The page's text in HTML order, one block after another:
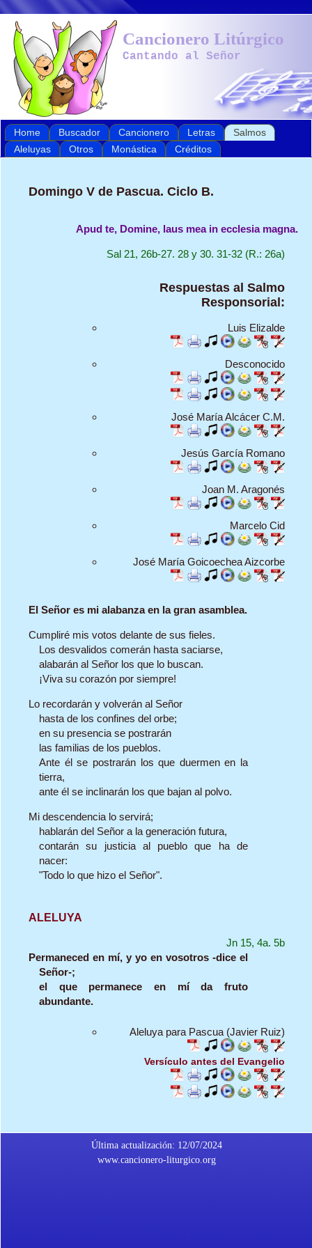
Cancionero Litúrgico
Cantando al Señor
Home Buscador Cancionero Letras
Salmos
Aleluyas
Otros Monástica Créditos
Domingo V de Pascua. Ciclo B.
Apud te, Domine, laus mea in ecclesia magna.
Sal 21, 26b-27. 28 y 30. 31-32 (R.: 26a)
Respuestas al Salmo
Responsorial:
Luis Elizalde
Desconocido
José María Alcácer C.M.
Jesús García Romano
Joan M. Aragonés
Marcelo Cid
José María Goicoechea Aizcorbe
El Señor es mi alabanza en la gran asamblea.
Cumpliré mis votos delante de sus fieles.
Los desvalidos comerán hasta saciarse,
alabarán al Señor los que lo buscan.
¡Viva su corazón por siempre!
Lo recordarán y volverán al Señor
hasta de los confines del orbe;
en su presencia se postrarán
las familias de los pueblos.
Ante él se postrarán los que duermen en la
tierra,
ante él se inclinarán los que bajan al polvo.
Mi descendencia lo servirá;
hablarán del Señor a la generación futura,
contarán su justicia al pueblo que ha de
nacer:
"Todo lo que hizo el Señor".
ALELUYA
Jn 15, 4a. 5b
Permaneced en mí, y yo en vosotros -dice el
Señor-;
el que permanece en mí da fruto
abundante.
Aleluya para Pascua (Javier Ruiz)
Versículo antes del Evangelio
Última actualización: 12/07/2024